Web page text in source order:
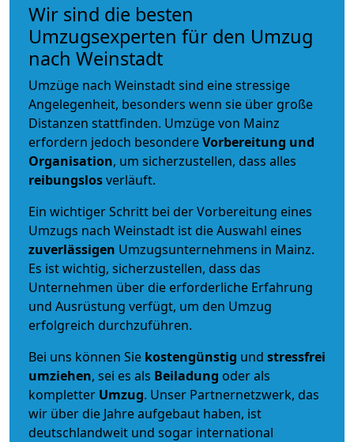
Wir sind die besten
Umzugsexperten für den Umzug
nach Weinstadt
Umzüge nach Weinstadt sind eine stressige
Angelegenheit, besonders wenn sie über große
Distanzen stattfinden. Umzüge von Mainz
erfordern jedoch besondereVorbereitung und
Organisation, um sicherzustellen, dass alles
reibungslosverläuft.
Ein wichtiger Schritt bei der Vorbereitung eines
Umzugs nach Weinstadt ist die Auswahl eines
zuverlässigen Umzugsunternehmens in Mainz.
Es ist wichtig, sicherzustellen, dass das
Unternehmen über die erforderliche Erfahrung
und Ausrüstung verfügt, um den Umzug
erfolgreich durchzuführen.
Bei uns können Sie kostengünstig und stressfrei
umziehen, sei es als Beiladung oder als
kompletter Umzug. Unser Partnernetzwerk, das
wir über die Jahre aufgebaut haben, ist
deutschlandweit und sogar international